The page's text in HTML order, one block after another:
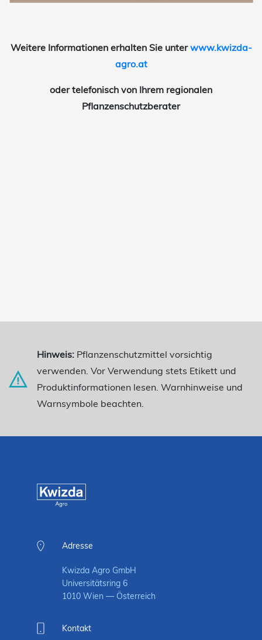
Weitere Informationen erhalten Sie unterwww.kwizda-
agro.at
oder telefonisch von Ihrem regionalen
Pflanzenschutzberater
Hinweis: Pflanzenschutzmittel vorsichtig
verwenden. Vor Verwendung stets Etikett und
Produktinformationen lesen. Warnhinweise und
Warnsymbole beachten.
Adresse
Kwizda Agro GmbH
Universitätsring 6
1010 Wien — Österreich
Kontakt